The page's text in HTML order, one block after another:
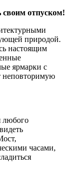
своим отпуском!
природой.
настоящим
ярмарки с
неповторимую
любого
часами,